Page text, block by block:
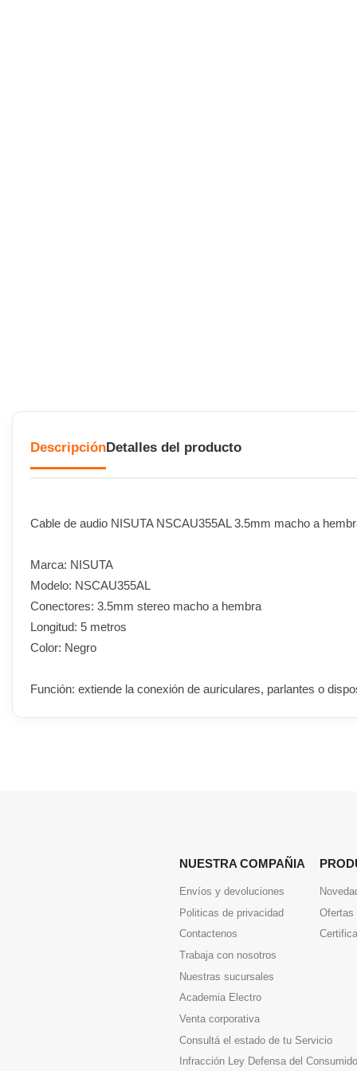
DescripciónDetalles del producto
Cable de audio NISUTA NSCAU355AL 3.5mm macho a
Marca: NISUTA
Modelo: NSCAU355AL
Conectores: 3.5mm stereo macho a hembra
Longitud: 5 metros
Color: Negro
Función: extiende la conexión de auriculares, parlantes o
NUESTRA COMPAÑIA
Envíos y devoluciones
Politicas de privacidad
Contactenos
Trabaja con nosotros
Nuestras sucursales
Academia Electro
Venta corporativa
Consultá el estado de tu Servicio
Infracción Ley Defensa del
Ofertas